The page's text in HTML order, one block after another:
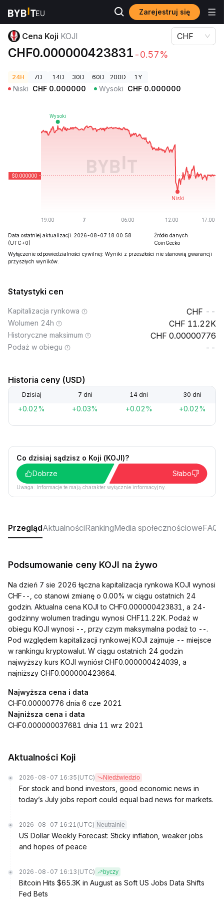
Zarejestruj się
Ceny kryptowalut
Cena Koji KOJI
CHF0.000000423831 -0.57%
CHF
24H 7D 14D 30D 60D 200D 1Y
Niski CHF 0.000000 Wysoki CHF 0.000000
Data ostatniej aktualizacji: 2026-08-07 18:00:58
(UTC+0)
Źródło danych:
CoinGecko
Wyłączenie odpowiedzialności cywilnej: Wyniki z przeszłości nie stanowią gwarancji
przyszłych wyników.
Statystyki cen
Kapitalizacja rynkowa --
Wolumen 24h 11.22K
Historyczne maksimum 0.00000776
Podaż w obiegu --
Historia ceny (USD)
Dzisiaj 7 dni 14 dni 30 dni
+0.02% +0.03% +0.02% +0.02%
Co dzisiaj sądzisz o Koji (KOJI)?
Dobrze
Słabo
Uwaga: Informacje te mają charakter wyłącznie informacyjny.
PrzeglądAktualnościRankingMedia społecznościoweFAQ
Podsumowanie ceny KOJI na żywo
Na dzień 7 sie 2026 łączna kapitalizacja rynkowa KOJI wynosi
CHF--, co stanowi zmianę o 0.00% w ciągu ostatnich 24
godzin. Aktualna cena KOJI to CHF0.000000423831, a 24-
godzinny wolumen tradingu wynosi CHF11.22K. Podaż w
obiegu KOJI wynosi --, przy czym maksymalna podaż to --.
Pod względem kapitalizacji rynkowej KOJI zajmuje -- miejsce
w rankingu kryptowalut. W ciągu ostatnich 24 godzin
najwyższy kurs KOJI wyniósł CHF0.000000424039, a
najniższy CHF0.000000423664.
Najwyższa cena i data
CHF0.00000776 dnia 6 cze 2021
Najniższa cena i data
CHF0.000000037681 dnia 11 wrz 2021
Aktualności Koji
2026-08-07 16:35 (UTC) Niedźwiedzio
For stock and bond investors, good economic news in
today’s July jobs report could equal bad news for markets.
2026-08-07 16:21 (UTC) Neutralnie
US Dollar Weekly Forecast: Sticky inflation, weaker jobs
and hopes of peace
2026-08-07 16:13 (UTC) byczy
Bitcoin Hits $65.3K in August as Soft US Jobs Data Shifts
Fed Bets